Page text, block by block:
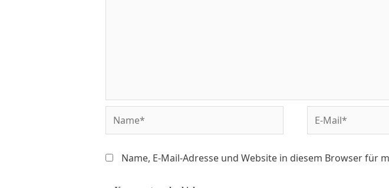
Name, E-Mail-Adresse und Website in diesem Browser für